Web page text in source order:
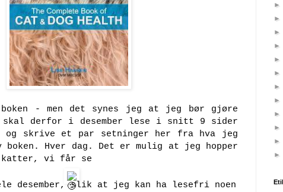
- men det synes jeg at jeg bør gjøre
skal derfor i desember lese i snitt 9 sider
og skrive et par setninger her fra hva jeg
boken. Hver dag. Det er mulig at jeg hopper
katter, vi får se
desember, slik at jeg kan ha lesefri noen
►
►
►
►
►
►
►
►
►
►
►
►